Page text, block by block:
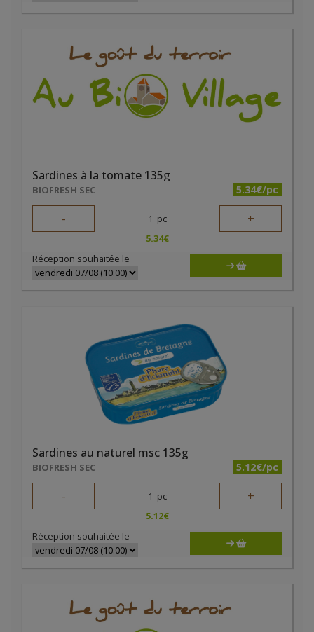
Sardines à la tomate 135g
BIOFRESH SEC 5.34€/pc
- 1 pc +
5.34€
Réception souhaitée le
Sardines au naturel msc 135g
BIOFRESH SEC 5.12€/pc
- 1 pc +
5.12€
Réception souhaitée le